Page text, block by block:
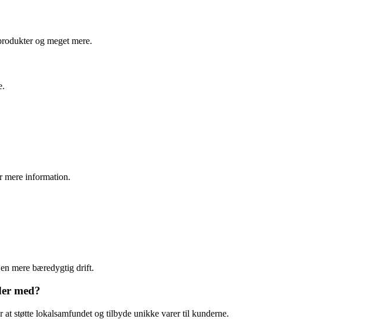
og meget mere.
mere information.
mere bæredygtig drift.
med?
støtte lokalsamfundet og tilbyde unikke varer til kunderne.